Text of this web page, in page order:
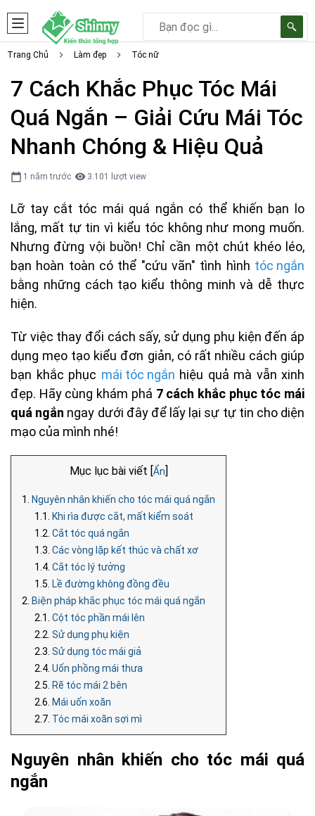
Trang Chủ Làm đẹp Tóc nữ
7 Cách Khắc Phục Tóc Mái
Quá Ngắn – Giải Cứu Mái Tóc
Nhanh Chóng & Hiệu Quả
1 năm trước 3.101 lượt view
Lỡ tay cắt tóc mái quá ngắn có thể khiến bạn lo
lắng, mất tự tin vì kiểu tóc không như mong muốn.
Nhưng đừng vội buồn! Chỉ cần một chút khéo léo,
bạn hoàn toàn có thể "cứu vãn" tình hình tóc ngắn
bằng những cách tạo kiểu thông minh và dễ thực
hiện.
Từ việc thay đổi cách sấy, sử dụng phụ kiện đến áp
dụng mẹo tạo kiểu đơn giản, có rất nhiều cách giúp
bạn khắc phục mái tóc ngắn hiệu quả mà vẫn xinh
đẹp. Hãy cùng khám phá 7 cách khắc phục tóc mái
quá ngắn ngay dưới đây để lấy lại sự tự tin cho diện
mạo của mình nhé!
Mục lục bài viết [Ẩn]
1.
Nguyên nhân khiến cho tóc mái quá ngắn
1.1.
Khi rìa được cắt, mất kiểm soát
1.2. Cắt tóc quá ngắn
1.3. Các vòng lặp kết thúc và chất xơ
1.4. Cắt tóc lý tưởng
1.5. Lề đường không đồng đều
2. Biện pháp khắc phục tóc mái quá ngắn
2.1. Cột tóc phần mái lên
2.2. Sử dụng phụ kiện
2.3. Sử dụng tóc mái giả
2.4. Uốn phồng mái thưa
2.5. Rẽ tóc mái 2 bên
2.6. Mái uốn xoăn
2.7. Tóc mái xoăn sợi mì
Nguyên nhân khiến cho tóc mái quá
ngắn